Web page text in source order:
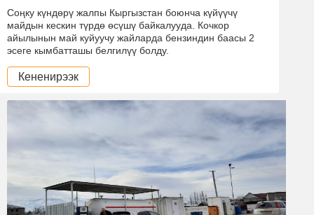
Соңку күндөрү жалпы Кыргызстан боюнча күйүүчү
майдын кескин түрдө өсүшү байкалууда. Кочкор
айылынын май куйуучу жайларда бензиндин баасы 2
эсеге кымбатташы белгилүү болду.
Кененирээк